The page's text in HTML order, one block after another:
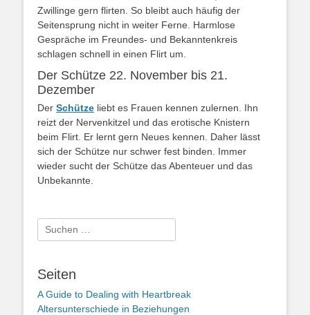
Zwillinge gern flirten. So bleibt auch häufig der
Seitensprung nicht in weiter Ferne. Harmlose
Gespräche im Freundes- und Bekanntenkreis
schlagen schnell in einen Flirt um.
Der Schütze 22. November bis 21.
Dezember
Der Schütze liebt es Frauen kennen zulernen. Ihn
reizt der Nervenkitzel und das erotische Knistern
beim Flirt. Er lernt gern Neues kennen. Daher lässt
sich der Schütze nur schwer fest binden. Immer
wieder sucht der Schütze das Abenteuer und das
Unbekannte.
Suche
nach:
Seiten
A Guide to Dealing with Heartbreak
Altersunterschiede in Beziehungen